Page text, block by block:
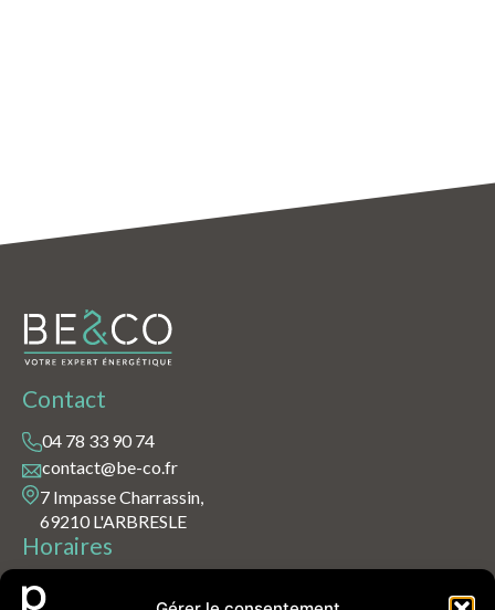
Contact
04 78 33 90 74
contact@be-co.fr
7 Impasse Charrassin,
69210 L'ARBRESLE
Horaires
Lundi – Vendredi : 9h00 – 18h00